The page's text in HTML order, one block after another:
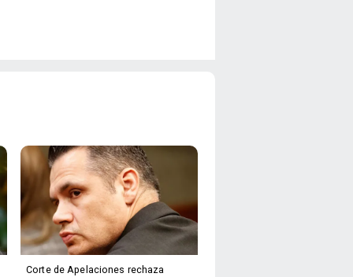
Corte de Apelaciones rechaza